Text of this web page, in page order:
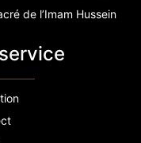
de l’Imam Hussein